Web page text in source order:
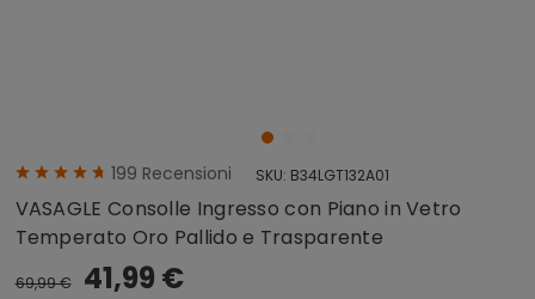
199 Recensioni SKU: B34LGT132A01
VASAGLE Consolle Ingresso con Piano in Vetro
Temperato Oro Pallido e Trasparente
69,99 € 41,99 €